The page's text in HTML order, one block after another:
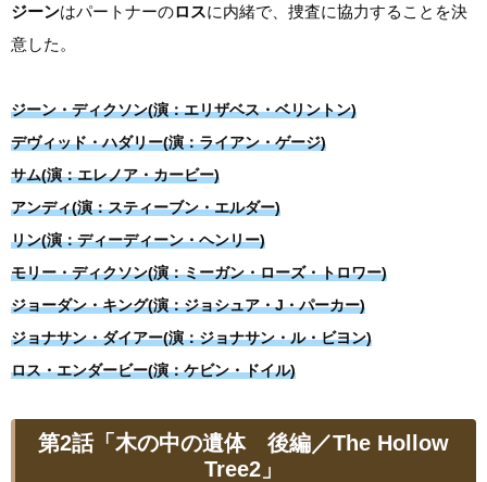
ジーンはパートナーのロスに内緒で、捜査に協力することを決
意した。
ジーン・ディクソン(演：エリザベス・ベリントン)
デヴィッド・ハダリー(演：ライアン・ゲージ)
サム(演：エレノア・カービー)
アンディ(演：スティーブン・エルダー)
リン(演：ディーディーン・ヘンリー)
モリー・ディクソン(演：ミーガン・ローズ・トロワー)
ジョーダン・キング(演：ジョシュア・J・パーカー)
ジョナサン・ダイアー(演：ジョナサン・ル・ビヨン)
ロス・エンダービー(演：ケビン・ドイル)
第2話「木の中の遺体 後編／The Hollow
Tree2」